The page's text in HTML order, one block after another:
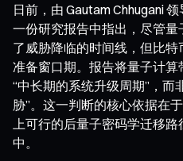
日前，由 Gautam Chhugani
一份研究报告中指出，尽管
了威胁降临的时间线，但比
准备窗口期。报告将量子计
“中长期的系统升级周期”，而
胁”。这一判断的核心依据在
上可行的后量子密码学迁移
中。